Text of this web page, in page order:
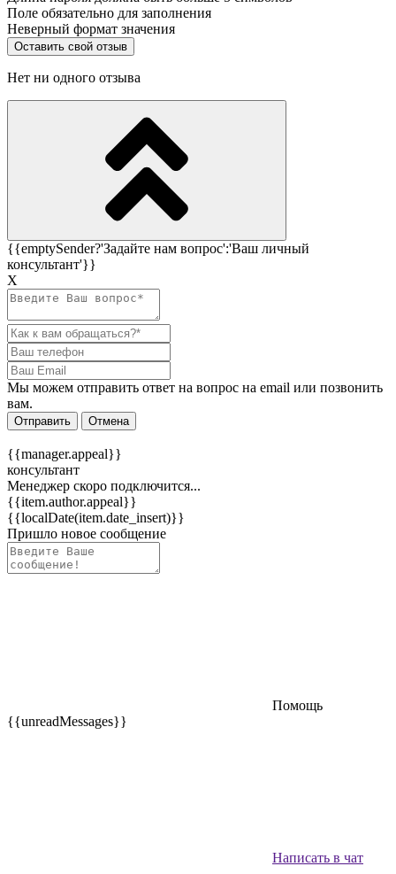
Поле обязательно для заполнения
Неверный формат значения
Нет ни одного отзыва
{{emptySender?'Задайте нам вопрос':'Ваш личный
консультант'}}
Х
Мы можем отправить ответ на вопрос на email или позвонить
вам.
Отправить Отмена
{{manager.appeal}}
консультант
Менеджер скоро подключится...
{{item.author.appeal}}
{{localDate(item.date_insert)}}
Пришло новое сообщение
Помощь
{{unreadMessages}}
Написать в чат